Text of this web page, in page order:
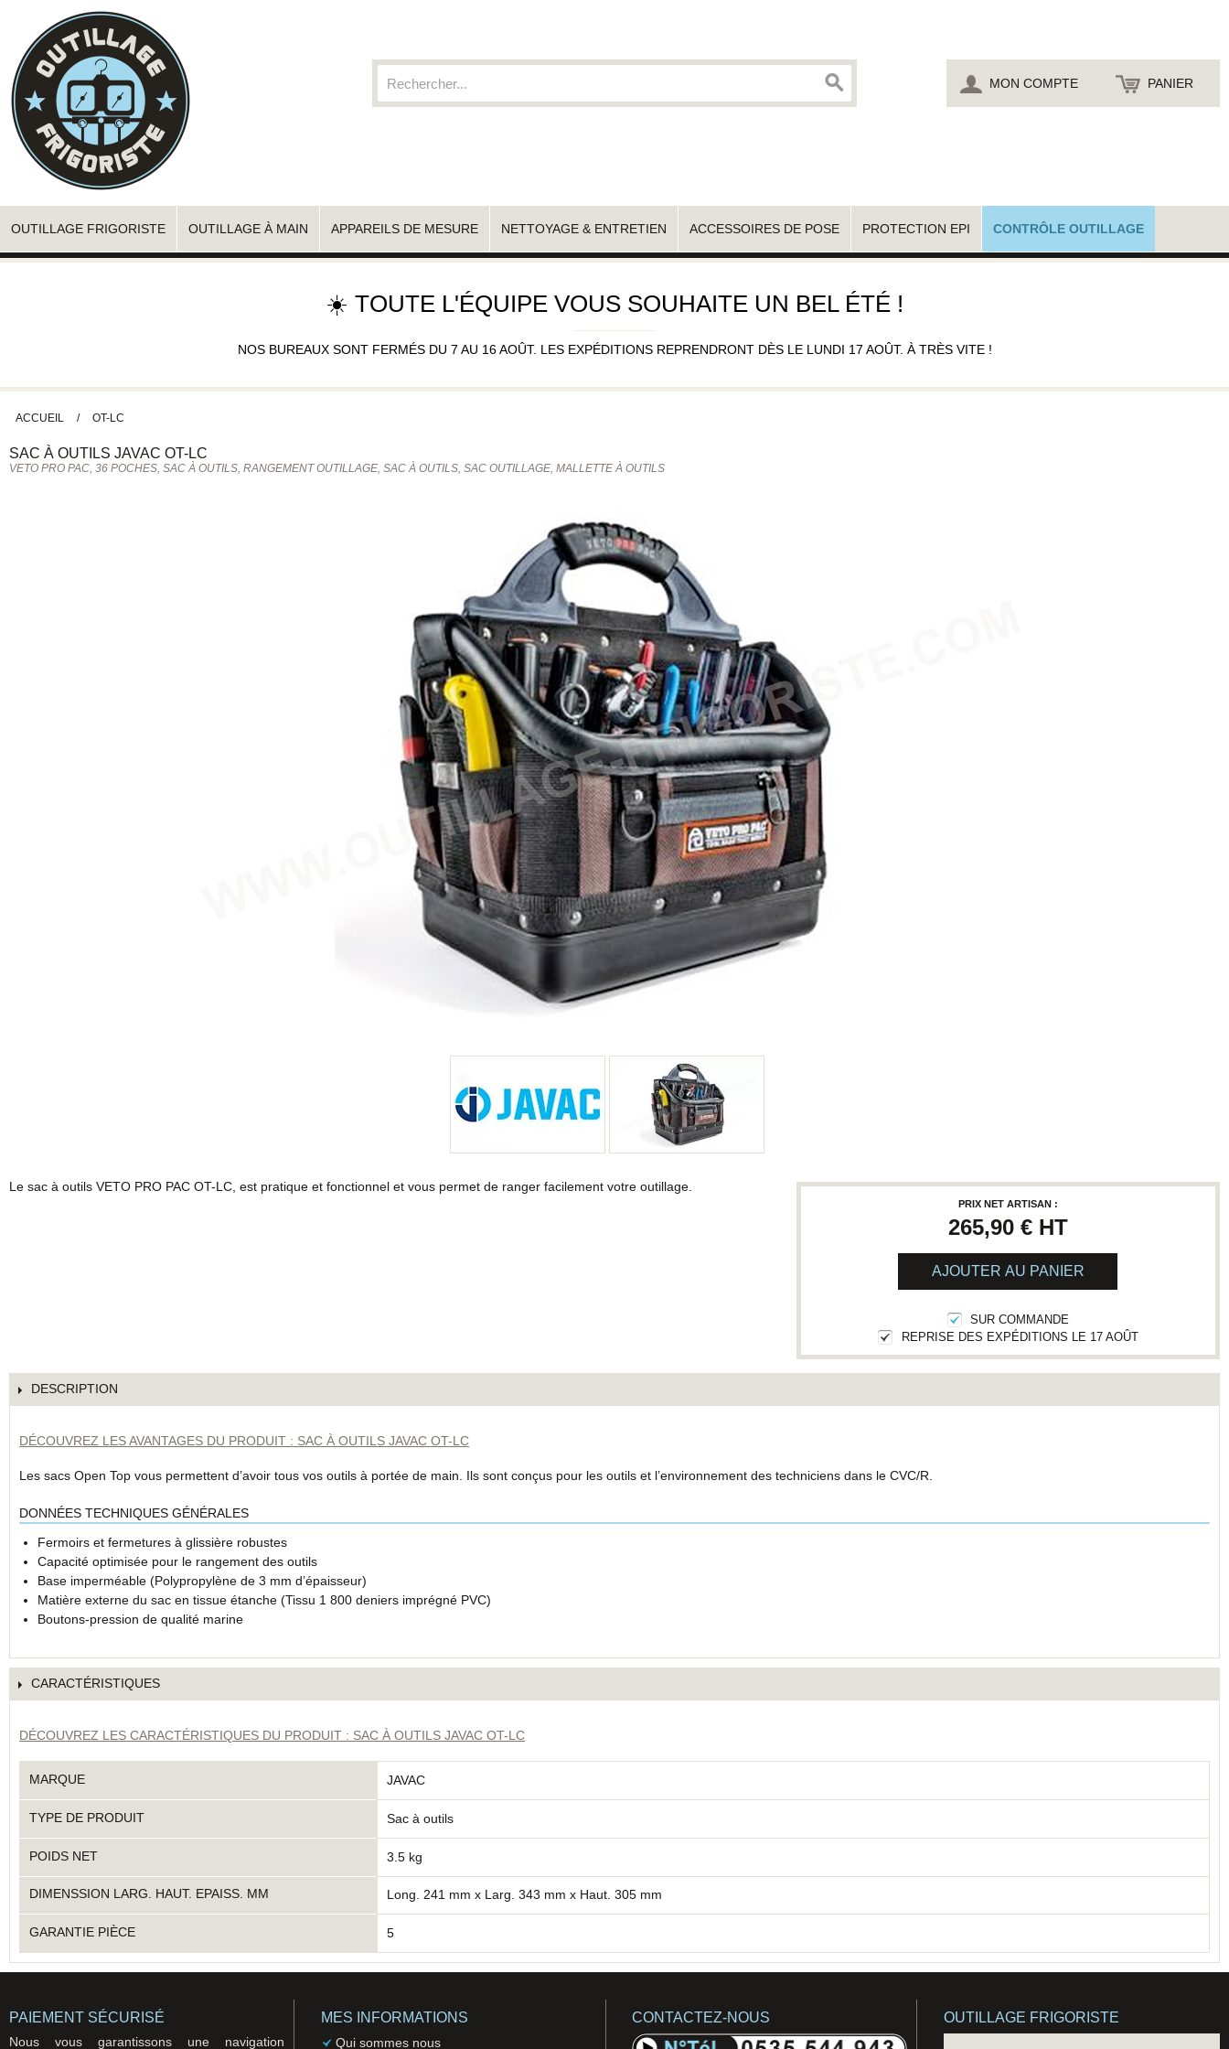
MON COMPTE PANIER
OUTILLAGE FRIGORISTE OUTILLAGE À MAIN APPAREILS DE MESURE NETTOYAGE & ENTRETIEN ACCESSOIRES DE POSE PROTECTION EPI CONTRÔLE OUTILLAGE
☀️ TOUTE L'ÉQUIPE VOUS SOUHAITE UN BEL ÉTÉ !
NOS BUREAUX SONT FERMÉS DU 7 AU 16 AOÛT. LES EXPÉDITIONS REPRENDRONT DÈS LE LUNDI 17 AOÛT. À TRÈS VITE !
ACCUEIL / OT-LC
SAC À OUTILS JAVAC OT-LC
VETO PRO PAC, 36 POCHES, SAC À OUTILS, RANGEMENT OUTILLAGE, SAC À OUTILS, SAC OUTILLAGE, MALLETTE À OUTILS
Le sac à outils VETO PRO PAC OT-LC, est pratique et fonctionnel et vous permet de ranger facilement votre outillage.
PRIX NET ARTISAN :
265,90 €HT
AJOUTER AU PANIER
SUR COMMANDE
REPRISE DES EXPÉDITIONS LE 17 AOÛT
DESCRIPTION
DÉCOUVREZ LES AVANTAGES DU PRODUIT : SAC À OUTILS JAVAC OT-LC
Les sacs Open Top vous permettent d’avoir tous vos outils à portée de main. Ils sont conçus pour les outils et l’environnement des techniciens dans le CVC/R.
DONNÉES TECHNIQUES GÉNÉRALES
Fermoirs et fermetures à glissière robustes
Capacité optimisée pour le rangement des outils
Base imperméable (Polypropylène de 3 mm d’épaisseur)
Matière externe du sac en tissue étanche (Tissu 1 800 deniers imprégné PVC)
Boutons-pression de qualité marine
CARACTÉRISTIQUES
DÉCOUVREZ LES CARACTÉRISTIQUES DU PRODUIT : SAC À OUTILS JAVAC OT-LC
MARQUE JAVAC
TYPE DE PRODUIT Sac à outils
POIDS NET 3.5 kg
DIMENSSION LARG. HAUT. EPAISS. MM Long. 241 mm x Larg. 343 mm x Haut. 305 mm
GARANTIE PIÈCE 5
PAIEMENT SÉCURISÉ
Nous vous garantissons une navigation
MES INFORMATIONS
Qui sommes nous
CONTACTEZ-NOUS OUTILLAGE FRIGORISTE